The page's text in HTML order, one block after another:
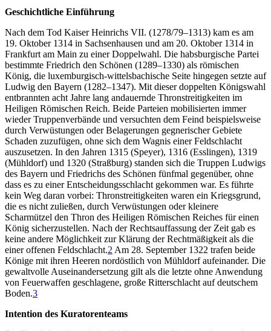
Geschichtliche Einführung
Nach dem Tod Kaiser Heinrichs VII. (1278/79–1313) kam es am
19. Oktober 1314 in Sachsenhausen und am 20. Oktober 1314 in
Frankfurt am Main zu einer Doppelwahl. Die habsburgische Partei
bestimmte Friedrich den Schönen (1289–1330) als römischen
König, die luxemburgisch-wittelsbachische Seite hingegen setzte auf
Ludwig den Bayern (1282–1347). Mit dieser doppelten Königswahl
entbrannten acht Jahre lang andauernde Thronstreitigkeiten im
Heiligen Römischen Reich. Beide Parteien mobilisierten immer
wieder Truppenverbände und versuchten dem Feind beispielsweise
durch Verwüstungen oder Belagerungen gegnerischer Gebiete
Schaden zuzufügen, ohne sich dem Wagnis einer Feldschlacht
auszusetzen. In den Jahren 1315 (Speyer), 1316 (Esslingen), 1319
(Mühldorf) und 1320 (Straßburg) standen sich die Truppen Ludwigs
des Bayern und Friedrichs des Schönen fünfmal gegenüber, ohne
dass es zu einer Entscheidungsschlacht gekommen war. Es führte
kein Weg daran vorbei: Thronstreitigkeiten waren ein Kriegsgrund,
die es nicht zuließen, durch Verwüstungen oder kleinere
Scharmützel den Thron des Heiligen Römischen Reiches für einen
König sicherzustellen. Nach der Rechtsauffassung der Zeit gab es
keine andere Möglichkeit zur Klärung der Rechtmäßigkeit als die
einer offenen Feldschlacht.2 Am 28. September 1322 trafen beide
Könige mit ihren Heeren nordöstlich von Mühldorf aufeinander. Die
gewaltvolle Auseinandersetzung gilt als die letzte ohne Anwendung
von Feuerwaffen geschlagene, große Ritterschlacht auf deutschem
Boden.3
Intention des Kuratorenteams